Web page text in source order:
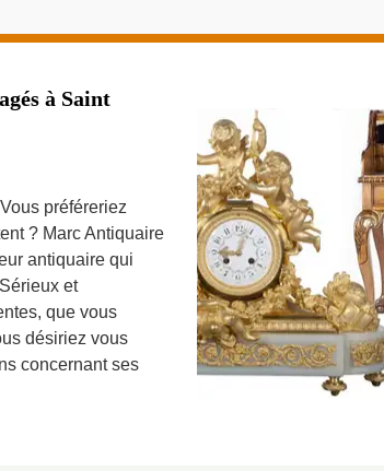
à Saint
préféreriez
? Marc Antiquaire
antiquaire qui
et
que vous
désiriez vous
concernant ses